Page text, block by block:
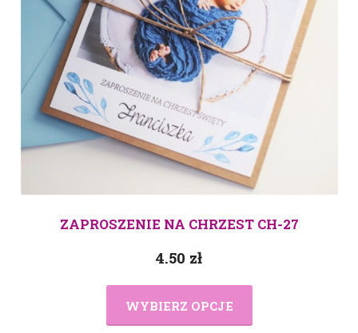
ZAPROSZENIE NA CHRZEST CH-27
4.50 zł
WYBIERZ OPCJE